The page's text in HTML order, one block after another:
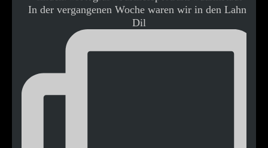
In der vergangenen Woche waren wir in den Lahn-
Dil